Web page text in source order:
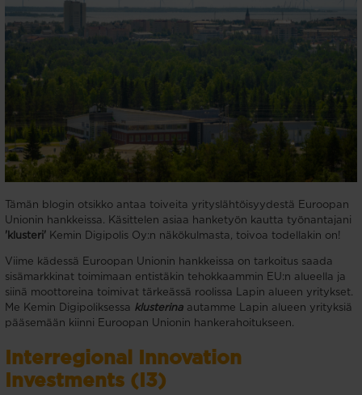
Tämän blogin otsikko antaa toiveita yrityslähtöisyydestä Euroopan
Unionin hankkeissa. Käsittelen asiaa hanketyön kautta työnantajani
'klusteri' Kemin Digipolis Oy:n näkökulmasta, toivoa todellakin on!
Viime kädessä Euroopan Unionin hankkeissa on tarkoitus saada
sisämarkkinat toimimaan entistäkin tehokkaammin EU:n alueella ja
siinä moottoreina toimivat tärkeässä roolissa Lapin alueen yritykset.
Me Kemin Digipoliksessa klusterina autamme Lapin alueen yrityksiä
pääsemään kiinni Euroopan Unionin hankerahoitukseen.
Interregional Innovation
Investments (I3)